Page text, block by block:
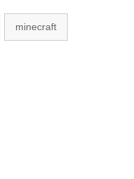
minecraft